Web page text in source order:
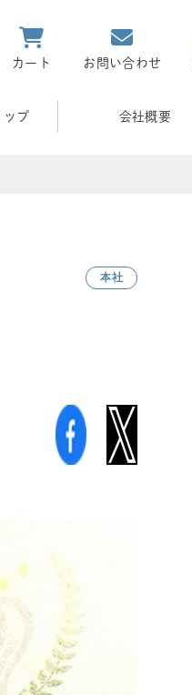
カート お問い合わせ
ップ 会社概要
本社